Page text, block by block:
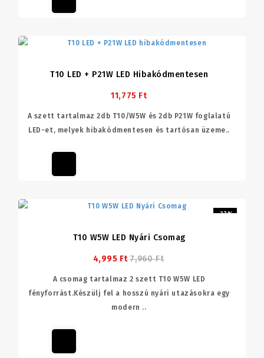
T10 LED + P21W LED Hibakódmentesen
11,775 Ft
A szett tartalmaz 2db T10/W5W és 2db P21W foglalatú
LED-et, melyek hibakódmentesen és tartósan üzeme..
-37%
T10 W5W LED Nyári Csomag
4,995 Ft 7,960 Ft
A csomag tartalmaz 2 szett T10 W5W LED
fényforrást.Készülj fel a hosszú nyári utazásokra egy
modern ..